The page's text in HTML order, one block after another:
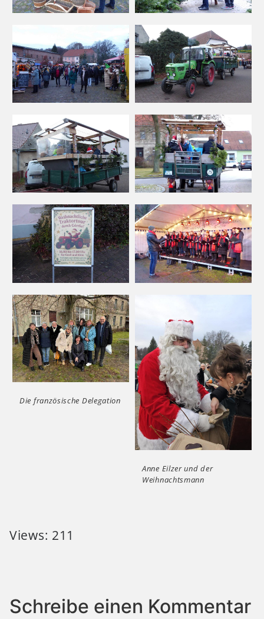
Die französische Delegation
Anne Eilzer und der
Weihnachtsmann
Views: 211
Schreibe einen Kommentar